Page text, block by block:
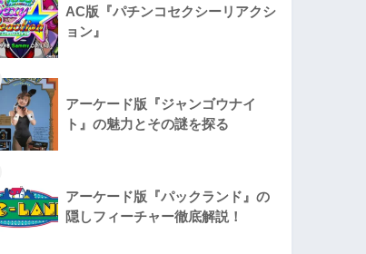
AC版『パチンコセクシーリアクシ
ョン』
アーケード版『ジャンゴウナイ
ト』の魅力とその謎を探る
アーケード版『パックランド』の
隠しフィーチャー徹底解説！